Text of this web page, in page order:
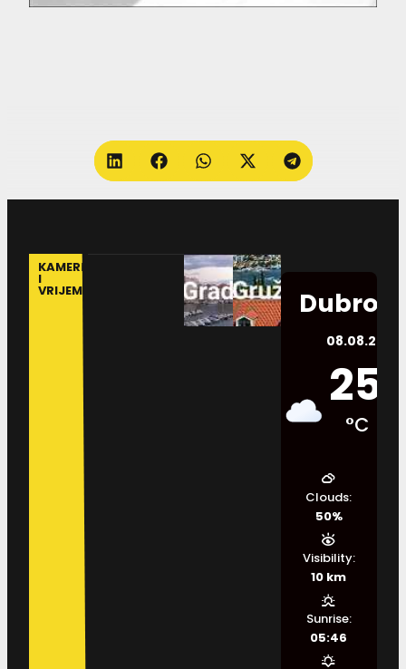
KAMERE
I
VRIJEME
08.08.2026.
25
°C
Clouds:
50%
Visibility:
10 km
Sunrise:
05:46